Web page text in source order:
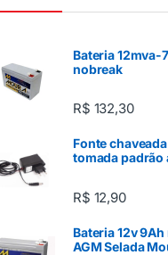
Bateria 12mva-
nobreak
R$ 132,30
Fonte chaveada
tomada padrão
R$ 12,90
Bateria 12v
AGM Selada